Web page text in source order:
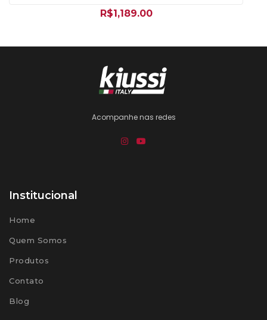
R$1,189.00
Acompanhe nas redes
Institucional
Home
Quem Somos
Produtos
Contato
Blog